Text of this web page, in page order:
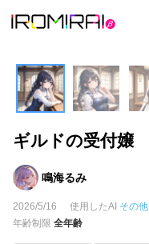
ギルドの受付嬢
鳴海るみ
2026/5/16 使用したAI その他
年齢制限 全年齢